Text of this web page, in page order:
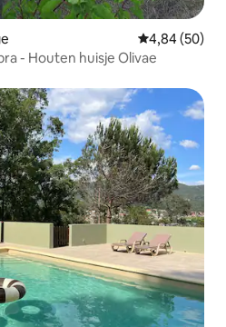
Gemiddelde
4,84 (50)
- Houten huisje Olivae